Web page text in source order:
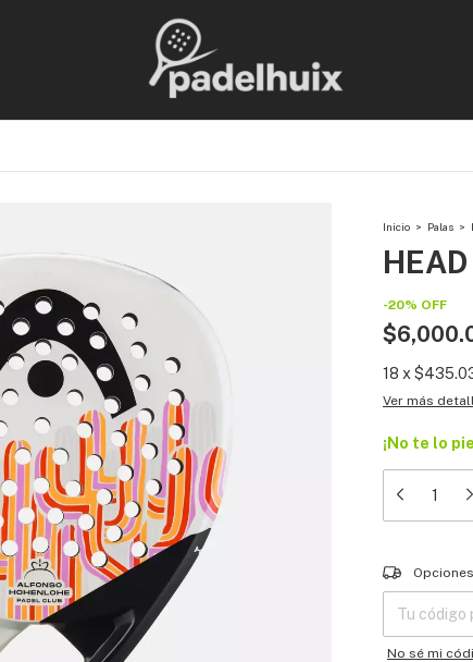
Inicio > Palas >
-20% OFF
18 x
Ver más
¡No te lo
Entregas para
No sé mi